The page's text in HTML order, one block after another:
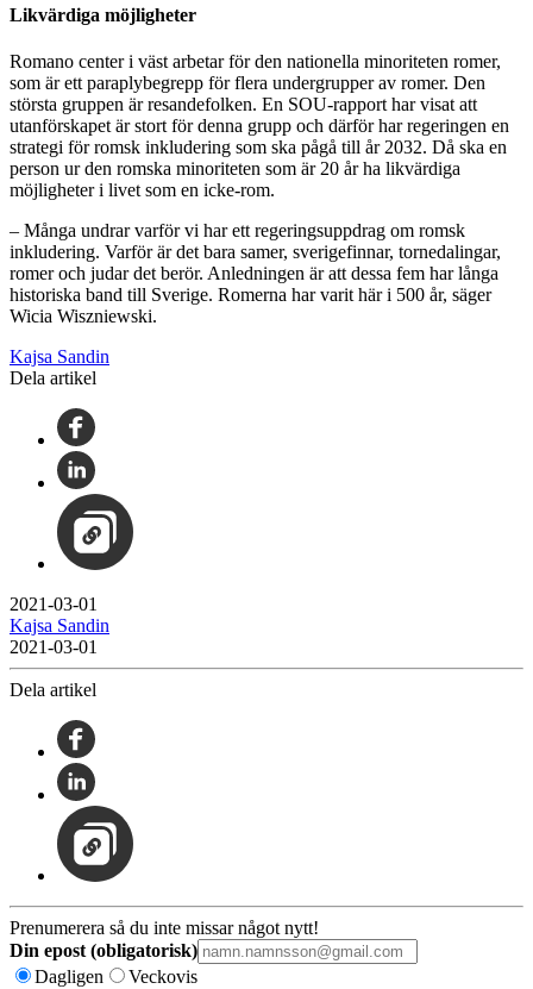
Likvärdiga möjligheter
Romano center i väst arbetar för den nationella minoriteten romer,
som är ett paraplybegrepp för flera undergrupper av romer. Den
största gruppen är resandefolken. En SOU-rapport har visat att
utanförskapet är stort för denna grupp och därför har regeringen en
strategi för romsk inkludering som ska pågå till år 2032. Då ska en
person ur den romska minoriteten som är 20 år ha likvärdiga
möjligheter i livet som en icke-rom.
– Många undrar varför vi har ett regeringsuppdrag om romsk
inkludering. Varför är det bara samer, sverigefinnar, tornedalingar,
romer och judar det berör. Anledningen är att dessa fem har långa
historiska band till Sverige. Romerna har varit här i 500 år, säger
Wicia Wiszniewski.
Kajsa Sandin
Dela artikel
2021-03-01
Kajsa Sandin
2021-03-01
Dela artikel
Prenumerera så du inte missar något nytt!
Din epost (obligatorisk)
Dagligen
Veckovis